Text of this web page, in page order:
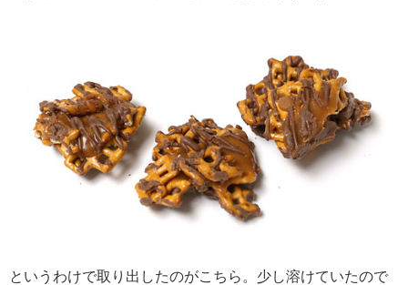
というわけで取り出したのがこちら。少し溶けていたので